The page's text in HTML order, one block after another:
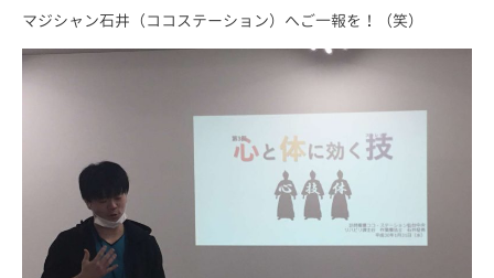
マジシャン石井（ココステーション）へご一報を！（笑）